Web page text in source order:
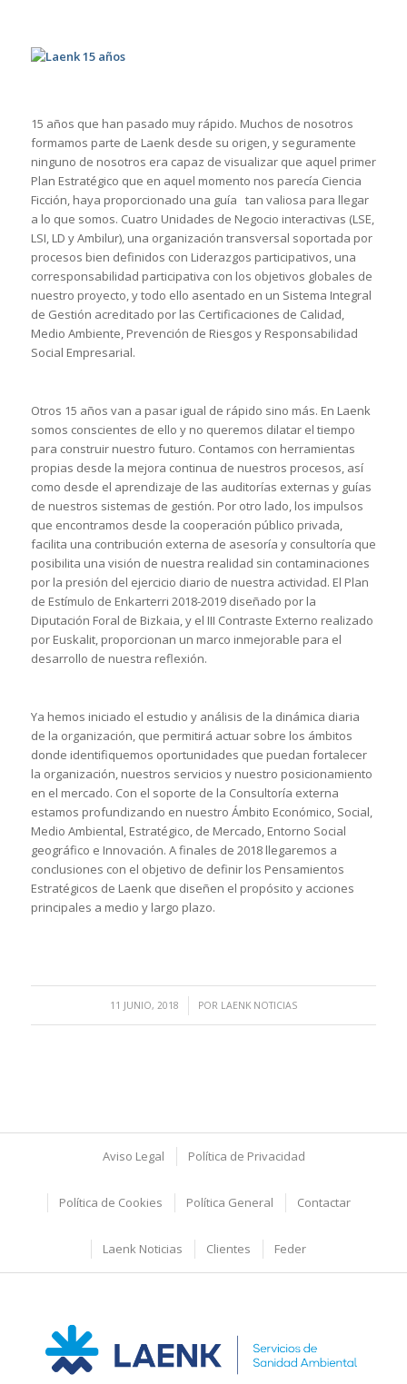
15 años que han pasado muy rápido. Muchos de nosotros
formamos parte de Laenk desde su origen, y seguramente
ninguno de nosotros era capaz de visualizar que aquel primer
Plan Estratégico que en aquel momento nos parecía Ciencia
Ficción, haya proporcionado una guía tan valiosa para llegar
a lo que somos. Cuatro Unidades de Negocio interactivas (LSE,
LSI, LD y Ambilur), una organización transversal soportada por
procesos bien definidos con Liderazgos participativos, una
corresponsabilidad participativa con los objetivos globales de
nuestro proyecto, y todo ello asentado en un Sistema Integral
de Gestión acreditado por las Certificaciones de Calidad,
Medio Ambiente, Prevención de Riesgos y Responsabilidad
Social Empresarial.
Otros 15 años van a pasar igual de rápido sino más. En Laenk
somos conscientes de ello y no queremos dilatar el tiempo
para construir nuestro futuro. Contamos con herramientas
propias desde la mejora continua de nuestros procesos, así
como desde el aprendizaje de las auditorías externas y guías
de nuestros sistemas de gestión. Por otro lado, los impulsos
que encontramos desde la cooperación público privada,
facilita una contribución externa de asesoría y consultoría que
posibilita una visión de nuestra realidad sin contaminaciones
por la presión del ejercicio diario de nuestra actividad. El Plan
de Estímulo de Enkarterri 2018-2019 diseñado por la
Diputación Foral de Bizkaia, y el III Contraste Externo realizado
por Euskalit, proporcionan un marco inmejorable para el
desarrollo de nuestra reflexión.
Ya hemos iniciado el estudio y análisis de la dinámica diaria
de la organización, que permitirá actuar sobre los ámbitos
donde identifiquemos oportunidades que puedan fortalecer
la organización, nuestros servicios y nuestro posicionamiento
en el mercado. Con el soporte de la Consultoría externa
estamos profundizando en nuestro Ámbito Económico, Social,
Medio Ambiental, Estratégico, de Mercado, Entorno Social
geográfico e Innovación. A finales de 2018 llegaremos a
conclusiones con el objetivo de definir los Pensamientos
Estratégicos de Laenk que diseñen el propósito y acciones
principales a medio y largo plazo.
11 JUNIO, 2018
/ POR LAENK NOTICIAS
Aviso Legal Política de Privacidad
Política de Cookies Política General Contactar
Laenk Noticias Clientes Feder